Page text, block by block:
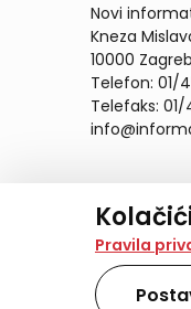
Na našoj
također
Pravila
Novi
Kneza
10000 Zagreb
Telefon: 01/
Telefaks: 01/